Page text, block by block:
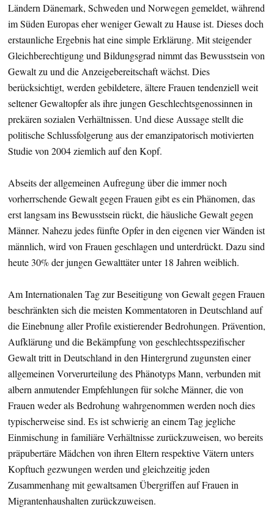
Ländern Dänemark, Schweden und Norwegen gemeldet, während
im Süden Europas eher weniger Gewalt zu Hause ist. Dieses doch
erstaunliche Ergebnis hat eine simple Erklärung. Mit steigender
Gleichberechtigung und Bildungsgrad nimmt das Bewusstsein von
Gewalt zu und die Anzeigebereitschaft wächst. Dies
berücksichtigt, werden gebildetere, ältere Frauen tendenziell weit
seltener Gewaltopfer als ihre jungen Geschlechtsgenossinnen in
prekären sozialen Verhältnissen. Und diese Aussage stellt die
politische Schlussfolgerung aus der emanzipatorisch motivierten
Studie von 2004 ziemlich auf den Kopf.
Abseits der allgemeinen Aufregung über die immer noch
vorherrschende Gewalt gegen Frauen gibt es ein Phänomen, das
erst langsam ins Bewusstsein rückt, die häusliche Gewalt gegen
Männer. Nahezu jedes fünfte Opfer in den eigenen vier Wänden ist
männlich, wird von Frauen geschlagen und unterdrückt. Dazu sind
heute 30% der jungen Gewalttäter unter 18 Jahren weiblich.
Am Internationalen Tag zur Beseitigung von Gewalt gegen Frauen
beschränkten sich die meisten Kommentatoren in Deutschland auf
die Einebnung aller Profile existierender Bedrohungen. Prävention,
Aufklärung und die Bekämpfung von geschlechtsspezifischer
Gewalt tritt in Deutschland in den Hintergrund zugunsten einer
allgemeinen Vorverurteilung des Phänotyps Mann, verbunden mit
albern anmutender Empfehlungen für solche Männer, die von
Frauen weder als Bedrohung wahrgenommen werden noch dies
typischerweise sind. Es ist schwierig an einem Tag jegliche
Einmischung in familiäre Verhältnisse zurückzuweisen, wo bereits
präpubertäre Mädchen von ihren Eltern respektive Vätern unters
Kopftuch gezwungen werden und gleichzeitig jeden
Zusammenhang mit gewaltsamen Übergriffen auf Frauen in
Migrantenhaushalten zurückzuweisen.